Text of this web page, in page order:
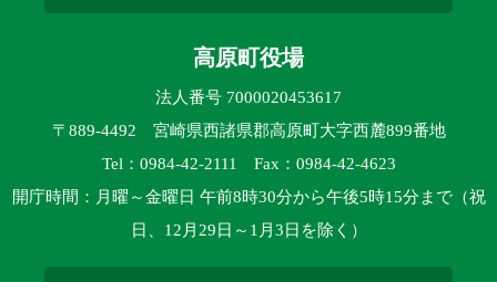
高原町役場
法人番号 7000020453617
〒889-4492 宮崎県西諸県郡高原町大字西麓899番地
Tel：0984-42-2111 Fax：0984-42-4623
開庁時間：月曜～金曜日 午前8時30分から午後5時15分まで（祝
日、12月29日～1月3日を除く）